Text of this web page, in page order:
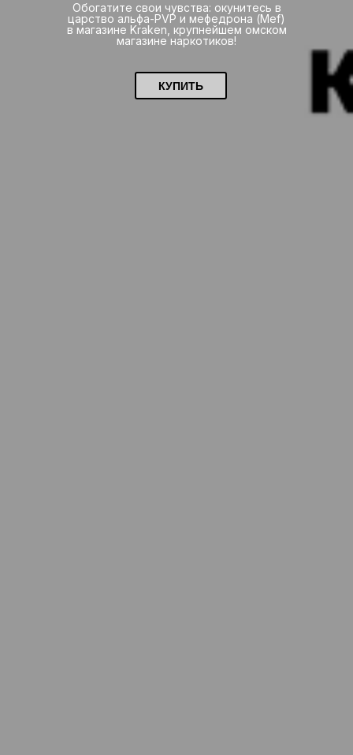
Обогатите свои чувства: окунитесь в
царство альфа-PVP и мефедрона (Mef)
в магазине Kraken, крупнейшем омском
магазине наркотиков!
КУПИТЬ